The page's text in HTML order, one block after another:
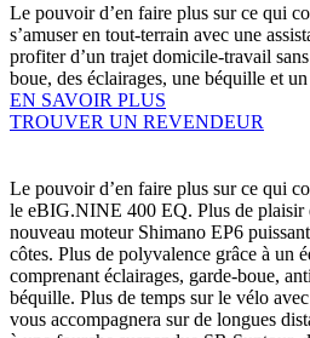
Le pouvoir d’en faire plus sur ce qui
s’amuser en tout-terrain avec une
profiter d’un trajet domicile-travail
boue, des éclairages, une béquille et
EN SAVOIR PLUS
TROUVER UN REVENDEUR
Le pouvoir d’en faire plus sur ce qui
le eBIG.NINE 400 EQ. Plus de plaisir
nouveau moteur Shimano EP6
côtes. Plus de polyvalence grâce à un
comprenant éclairages, garde-boue,
béquille. Plus de temps sur le vélo
vous accompagnera sur de longues